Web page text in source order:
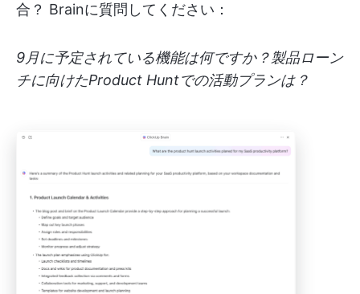
合？ Brainに質問してください：
9月に予定されている機能は何ですか？製品ローン
チに向けたProduct Huntでの活動プランは？